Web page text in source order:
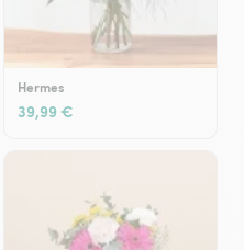
Hermes
39,99 €